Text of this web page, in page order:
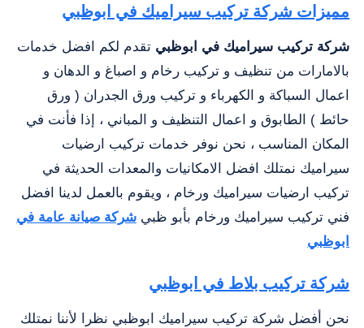
مميزات شركة تركيب سيراميك في ابوظبي
شركة تركيب سيراميك في ابوظبي تقدم لكم افضل خدمات
بالامارات من تنظيف و تركيب رخام و اصباغ و الدهان و
اعمال السباكة و الكهرباء و تركيب ورق الجدران ( ورق
حائط ) الطابوق و اعمال التنظيف و المباني ، إذا فأنت في
المكان المناسب ، نحن نوفر خدمات تركيب ارضيات
سيراميك نمتلك افضل الامكانيات والمعدات الحديثة في
تركيب ارضيات سيراميك ورخام ، ويقوم بالعمل لدينا افضل
فني تركيب سيراميك ورخام بأبو ظبي شركة صيانة عامة في
ابوظبي
شركة تركيب بلاط في ابوظبي
نحن أفضل شركة تركيب سيراميك ابوظبي نظرا لأننا نمتلك